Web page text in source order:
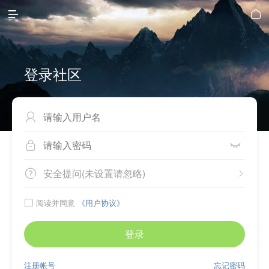
 
登录社区

 
 
安全提问(未设置请忽略)
 阅读并同意 《用户协议》
登录
忘记密码
注册帐号